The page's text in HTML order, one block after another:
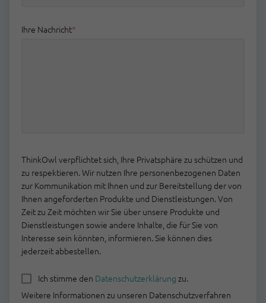
Ihre Nachricht*
ThinkOwl verpflichtet sich, Ihre Privatsphäre zu schützen und
zu respektieren. Wir nutzen Ihre personenbezogenen Daten
zur Kommunikation mit Ihnen und zur Bereitstellung der von
Ihnen angeforderten Produkte und Dienstleistungen. Von
Zeit zu Zeit möchten wir Sie über unsere Produkte und
Dienstleistungen sowie andere Inhalte, die für Sie von
Interesse sein könnten, informieren. Sie können dies
jederzeit abbestellen.
Ich stimme den Datenschutzerklärung zu.
Weitere Informationen zu unseren Datenschutzverfahren